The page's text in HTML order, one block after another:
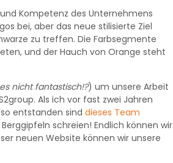
Kompetenz des Unternehmens
bei, aber das neue stilisierte Ziel
zu treffen. Die Farbsegmente
und der Hauch von Orange steht
nicht fantastisch!?) um unsere Arbeit
Als ich vor fast zwei Jahren
entstanden sind dieses Team
schreien! Endlich können wir
neuen Website können wir unsere